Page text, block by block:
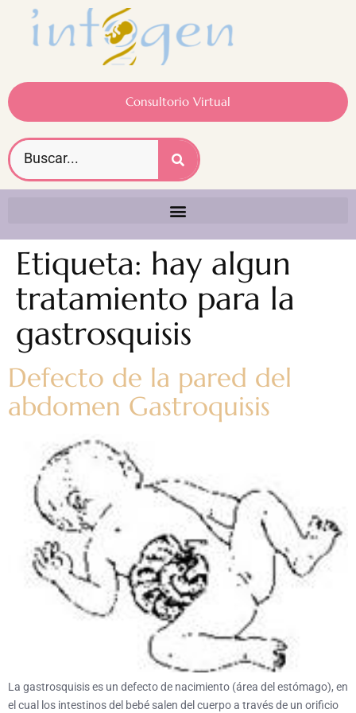
Consultorio Virtual
Etiqueta: hay algun
tratamiento para la
gastrosquisis
Defecto de la pared del
abdomen Gastroquisis
La gastrosquisis es un defecto de nacimiento (área del estómago), en
el cual los intestinos del bebé salen del cuerpo a través de un orificio